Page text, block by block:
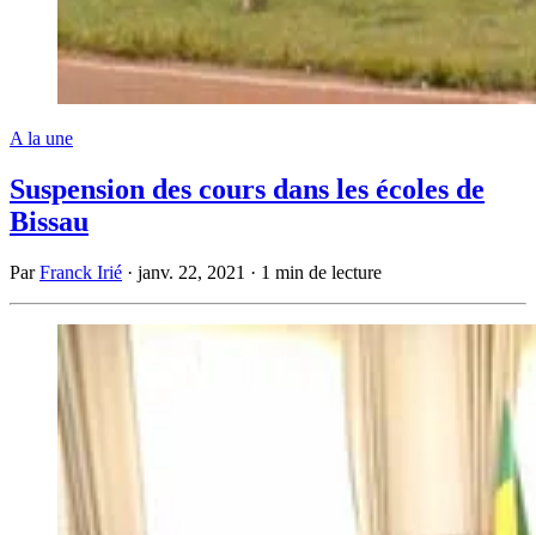
A la une
Suspension des cours dans les écoles de
Bissau
ParFranck Irié · janv. 22, 2021 · 1 min de lecture